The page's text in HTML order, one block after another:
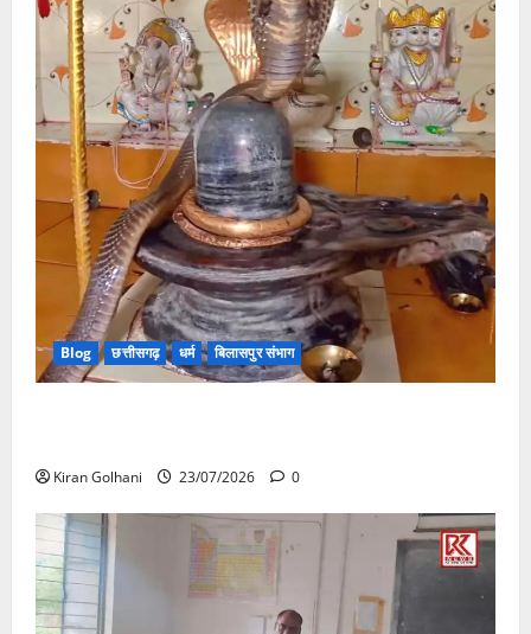
Blog छत्तीसगढ़ धर्म बिलासपुर संभाग
Kiran Golhani 23/07/2026 0